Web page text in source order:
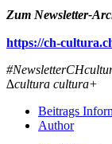
Zum Newsletter-
https://ch-
∆cultura cultura+
Beitrags
Author